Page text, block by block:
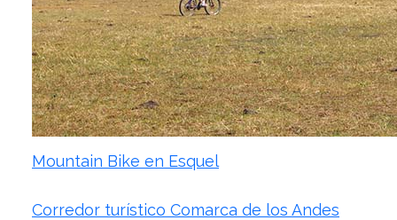
Mountain Bike en Esquel
Corredor turístico Comarca de los Andes